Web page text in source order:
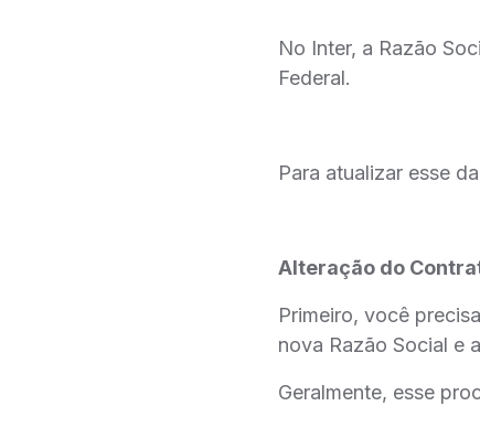
No Inter, a Razão
Federal.
Para atualizar esse
Alteração do
Primeiro, você
nova Razão Social e
Geralmente, esse